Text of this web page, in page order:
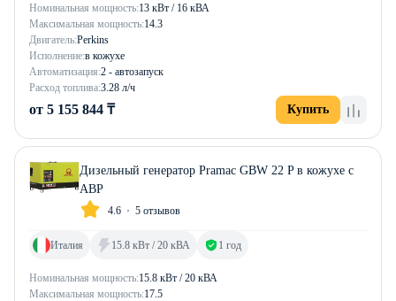
Номинальная мощность:13 кВт / 16 кВА
Максимальная мощность:14.3
Двигатель:Perkins
Исполнение:в кожухе
Автоматизация:2 - автозапуск
Расход топлива:3.28 л/ч
от 5 155 844 ₸ Купить
Дизельный генератор Pramac GBW 22 P в кожухе с
АВР
4.6 5 отзывов
Номинальная мощность:15.8 кВт / 20 кВА
Максимальная мощность:17.5
Италия 15.8 кВт / 20 кВА 1 год